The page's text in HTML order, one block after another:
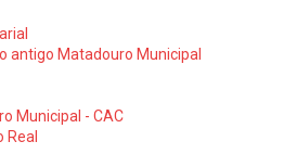
antigo Matadouro Municipal
Municipal - CAC
Real